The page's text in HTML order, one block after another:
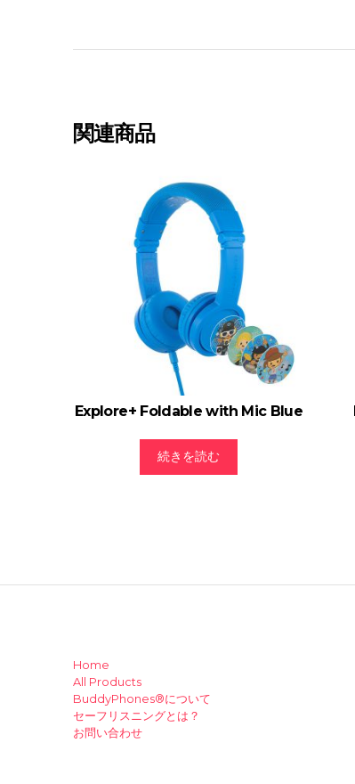
関連商品
View More
Explore+ Foldable with Mic Blue
続きを読む
Home
All Products
BuddyPhones®について
セーフリスニングとは？
お問い合わせ